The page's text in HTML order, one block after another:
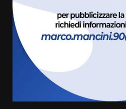
La magia del
assoluta de
Belvedere. Il
6 Agosto 2026
“I
Rivoluzione”: